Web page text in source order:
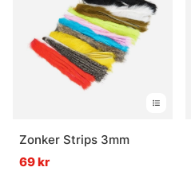
Zonker Strips 3mm
69 kr